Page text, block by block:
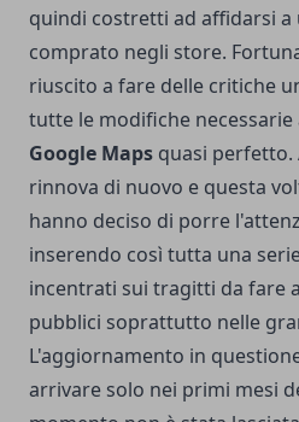
quindi costretti ad affidarsi a
comprato negli store.
riuscito a fare delle critiche
tutte le modifiche
Google Maps quasi perfetto.
rinnova di nuovo e questa
hanno deciso di porre
inserendo così tutta una
incentrati sui tragitti da fare
pubblici soprattutto nelle
L'aggiornamento in
arrivare solo nei primi mesi